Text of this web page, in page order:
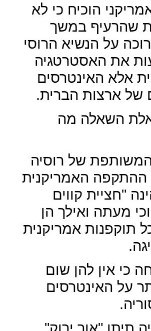
הוכיח כי לא
שהרעיף במשך
על הנשיא הרוסי
את האסטרטגיה
אלא האינטרסים
של ארצות הברית.
השאלה מה
של רוסיה
ההתקפה האמריקנית
"חציית קווים
מעתה ואילך הן
תוקפנות אמריקנית
כי אין להן שום
על האינטרסים